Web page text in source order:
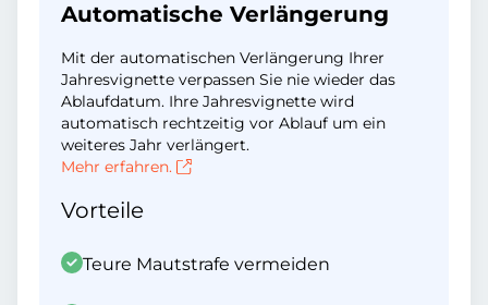
Automatische Verlängerung
Mit der automatischen Verlängerung Ihrer
Jahresvignette verpassen Sie nie wieder das
Ablaufdatum. Ihre Jahresvignette wird
automatisch rechtzeitig vor Ablauf um ein
weiteres Jahr verlängert.
Mehr erfahren.
Vorteile
Teure Mautstrafe vermeiden